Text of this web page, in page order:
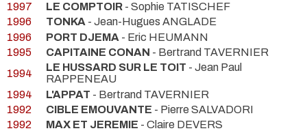
1997
LE COMPTOIR - Sophie TATISCHEF
1996
TONKA - Jean-Hugues ANGLADE
1996
PORT DJEMA - Eric HEUMANN
1995
CAPITAINE CONAN - Bertrand TAVERNIER
1994
LE HUSSARD SUR LE TOIT - Jean Paul
RAPPENEAU
1994
L'APPAT - Bertrand TAVERNIER
1992
CIBLE EMOUVANTE - Pierre SALVADORI
1992
MAX ET JEREMIE - Claire DEVERS